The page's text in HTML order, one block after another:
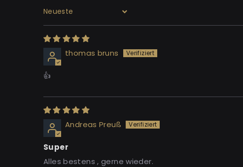
Sort by
thomas bruns
👍
Andreas Preuß
Super
Alles bestens , gerne wieder.